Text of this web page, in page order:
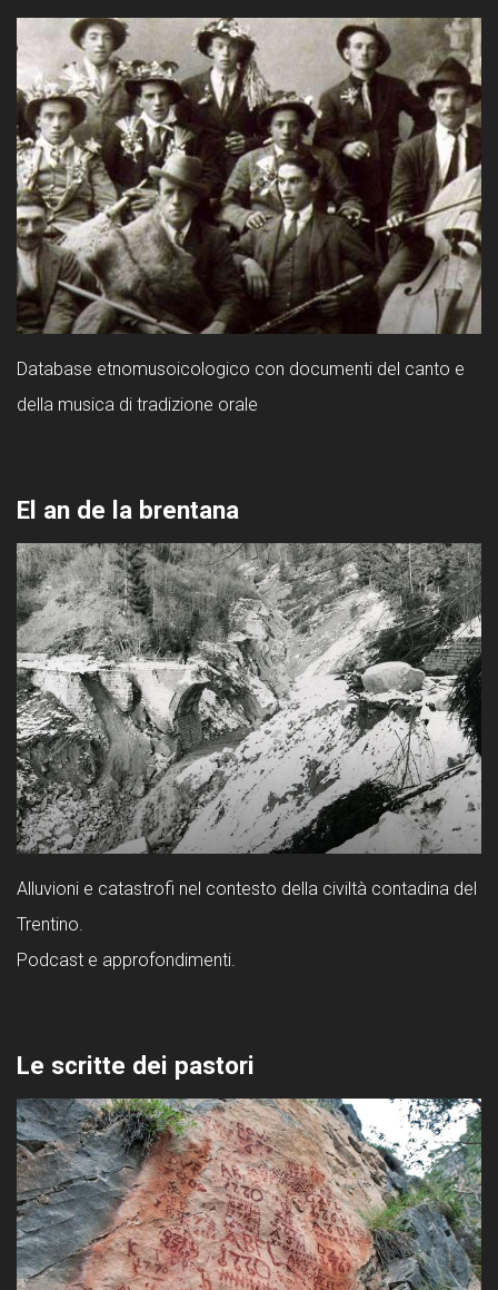
Database etnomusoicologico con documenti del canto e
della musica di tradizione orale
El an de la brentana
Alluvioni e catastrofi nel contesto della civiltà contadina del
Trentino.
Podcast e approfondimenti.
Le scritte dei pastori